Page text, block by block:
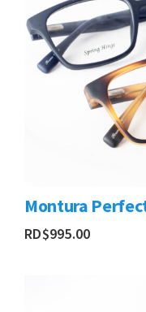
Montura
RD$995.00